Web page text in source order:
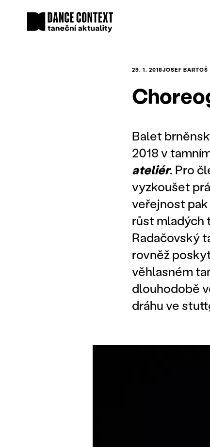
29. 1. 2018JOSEF BARTOŠ
Balet
2018 v
ateliér. Pro
vyzkoušet
veřejnost
růst mladých
Radačovský
rovněž
věhlasném
dlouhodobě
dráhu ve